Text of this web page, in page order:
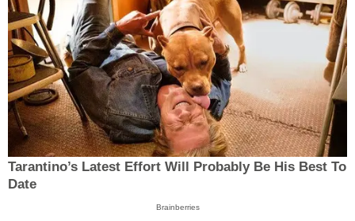
Tarantino’s Latest Effort Will Probably Be His Best To
Date
Brainberries